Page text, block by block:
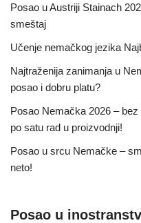
Posao u Austriji Stainach
smeštaj
Učenje nemačkog jezika
Najtraženija zanimanja u
posao i dobru platu?
Posao Nemačka 2026 –
po satu rad u proizvodnji!
Posao u srcu Nemačke –
neto!
Posao u